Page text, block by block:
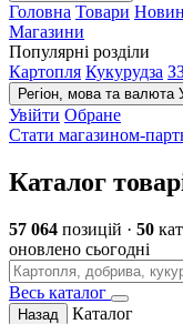
Головна Товари
Магазини
Популярні розділи
Картопля Кукурудза
Регіон, мова та валюта
Увійти Обране
Стати магазином-
Каталог
57 064 позицій · 50
оновлено сьогодні
Весь каталог
Назад
Каталог